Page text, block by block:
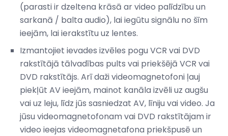
(parasti ir dzeltena krāsā ar video palīdzību un
sarkanā / balta audio), lai iegūtu signālu no šīm
ieejām, lai ierakstītu uz lentes.
Izmantojiet ievades izvēles pogu VCR vai DVD
rakstītājā tālvadības pults vai priekšējā VCR vai
DVD rakstītājs. Arī daži videomagnetofoni ļauj
piekļūt AV ieejām, mainot kanāla izvēli uz augšu
vai uz leju, līdz jūs sasniedzat AV, līniju vai video. Ja
jūsu videomagnetofonam vai DVD rakstītājam ir
video ieejas videomagnetafona priekšpusē un